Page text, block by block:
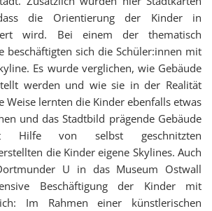
die Orientierung der Kinder in
wird. Bei einem der thematisch
beschäftigten sich die Schüler:innen mit
Es wurde verglichen, wie Gebäude
werden und wie sie in der Realität
Weise lernten die Kinder ebenfalls etwas
und das Stadtbild prägende Gebäude
Hilfe von selbst geschnitzten
die Kinder eigene Skylines. Auch
U in das Museum Ostwall
Beschäftigung der Kinder mit
Im Rahmen einer künstlerischen